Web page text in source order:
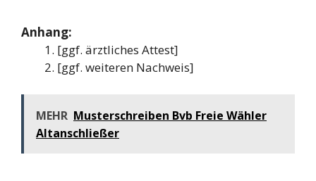
Anhang:
[ggf. ärztliches Attest]
[ggf. weiteren Nachweis]
MEHR Musterschreiben Bvb Freie Wähler
Altanschließer